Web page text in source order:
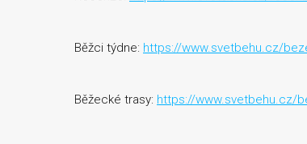
Běžci týdne: https://www.svetbehu.cz/
Běžecké trasy: https://www.svetbehu.cz/